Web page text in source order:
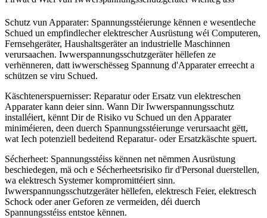
Schutz vun Apparater: Spannungsstéierunge kënnen e wesentleche
Schued un empfindlecher elektrescher Ausrüstung wéi Computeren,
Fernsehgeräter, Haushaltsgeräter an industrielle Maschinnen
verursaachen. Iwwerspannungsschutzgeräter hëllefen ze
verhënneren, datt iwwerschësseg Spannung d'Apparater erreecht a
schützen se viru Schued.
Käschtenerspuernisser: Reparatur oder Ersatz vun elektreschen
Apparater kann deier sinn. Wann Dir Iwwerspannungsschutz
installéiert, kënnt Dir de Risiko vu Schued un den Apparater
miniméieren, deen duerch Spannungsstéierunge verursaacht gëtt,
wat Iech potenziell bedeitend Reparatur- oder Ersatzkäschte spuert.
Sécherheet: Spannungsstéiss kënnen net nëmmen Ausrüstung
beschiedegen, mä och e Sécherheetsrisiko fir d'Personal duerstellen,
wa elektresch Systemer kompromittéiert sinn.
Iwwerspannungsschutzgeräter hëllefen, elektresch Feier, elektresch
Schock oder aner Geforen ze vermeiden, déi duerch
Spannungsstéiss entstoe kënnen.